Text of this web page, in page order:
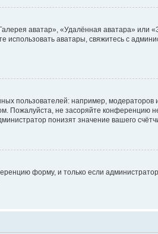
аватар», «Удалённая аватара» или
использовать аватары, свяжитесь с
пользователей: например, модераторов
Пожалуйста, не засоряйте конференцию
понизят значение вашего
форму, и только если